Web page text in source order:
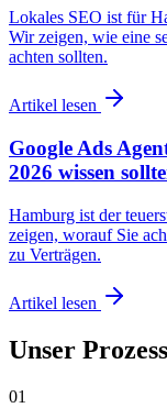
Lokales SEO ist für
Wir zeigen, wie eine
achten sollten.
Artikel lesen
Google Ads
2026 wissen
Hamburg ist der
zeigen, worauf Sie
zu Verträgen.
Artikel lesen
Unser Prozess
01